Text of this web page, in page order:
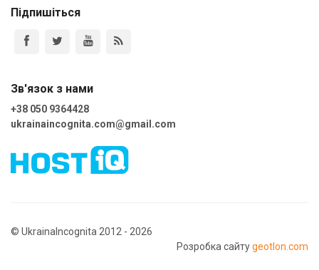
Підпишіться
Зв'язок з нами
+38 050 9364428
ukrainaincognita.com@gmail.com
© UkrainaIncognita 2012 - 2026
Розробка сайтуgeotlon.com